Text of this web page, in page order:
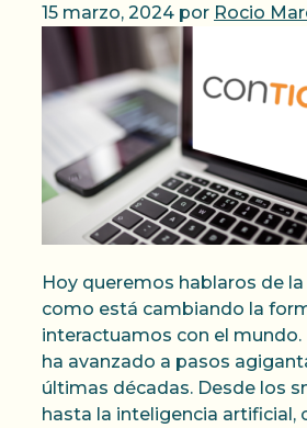
15 marzo, 2024 por Rocio
Hoy queremos hablaros de
como está cambiando la
interactuamos con el
ha avanzado a pasos
últimas décadas. Desde los
hasta la inteligencia artificial,